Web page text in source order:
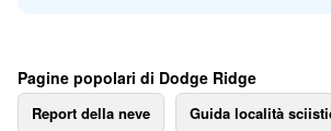
Pagine popolari di Dodge Ridge
Report della neve Guida località